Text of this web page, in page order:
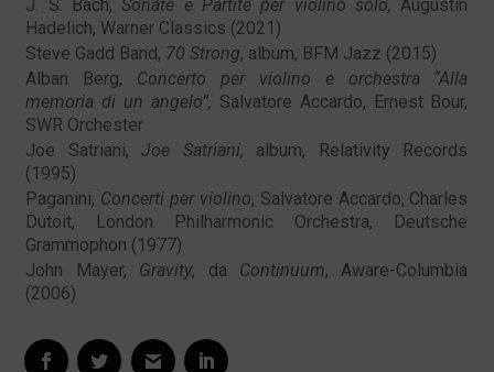
J. S. Bach, Sonate e Partite per violino solo,Augustin
Hadelich, Warner Classics (2021)
Steve Gadd Band, 70 Strong, album, BFM Jazz (2015)
Alban Berg, Concerto per violino e orchestra “Alla
memoria di un angelo”, Salvatore Accardo, Ernest Bour,
SWR Orchester
Joe Satriani,Joe Satriani, album, Relativity Records
(1995)
Paganini, Concerti per violino, Salvatore Accardo, Charles
Dutoit, London Philharmonic Orchestra, Deutsche
Grammophon (1977)
John Mayer, Gravity, da Continuum, Aware-Columbia
(2006)